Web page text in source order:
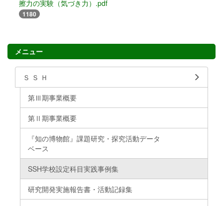
擦力の実験（気づき力）.pdf
1180
メニュー
Ｓ Ｓ Ｈ
第Ⅲ期事業概要
第Ⅱ期事業概要
『知の博物館』課題研究・探究活動データ
ベース
SSH学校設定科目実践事例集
研究開発実施報告書・活動記録集